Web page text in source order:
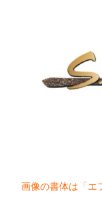
画像の書体は「エ